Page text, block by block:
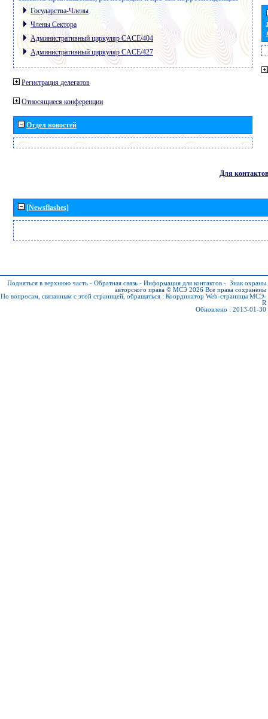
Государства-Члены
Члены Сектора
Административный циркуляр CACE/404
Административный циркуляр CACE/427
Регистрация делегатов
Относящиеся конференции
Отдел новостей
Для контактов
[Newsflashes]
Подняться в верхнюю часть - Обратная связь - Информация для контактов - Знак охраны
авторского права © МСЭ 2026 Все права сохранены
По вопросам, связанным с этой страницей, обращаться : Координатор Web-страницы МСЭ-
R
Обновлено : 2013-01-30